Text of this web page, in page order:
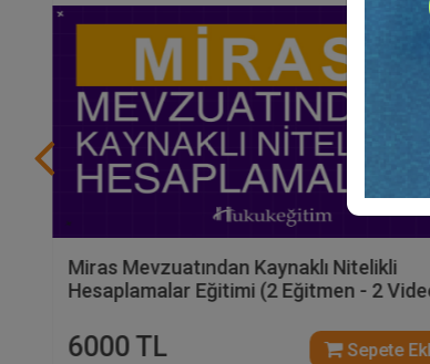
Miras Mevzuatından Kaynaklı Nitelikli
Hesaplamalar Eğitimi (2 Eğitmen - 2
6000 TL Sepete